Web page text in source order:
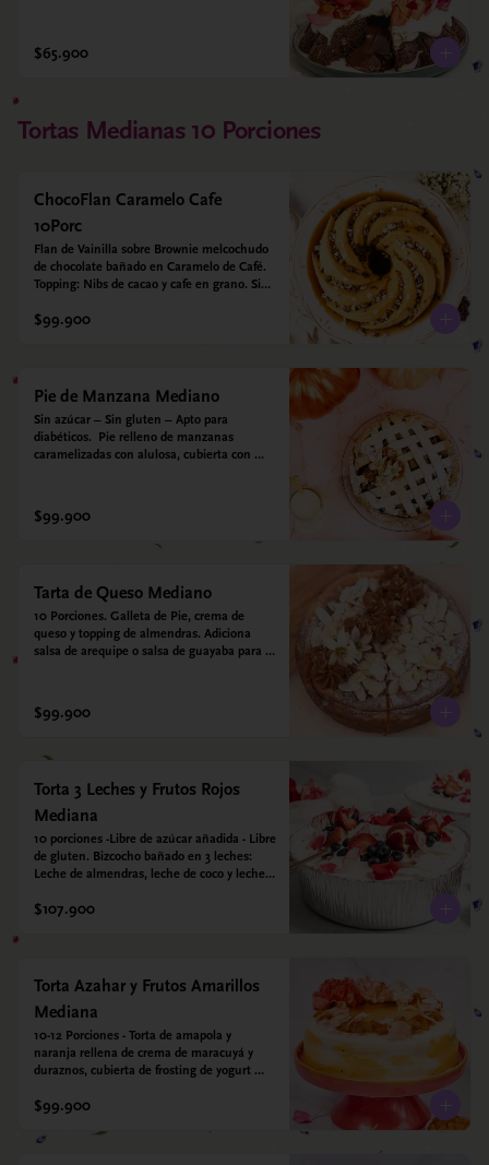
$65.900
Tortas Medianas 10 Porciones
ChocoFlan Caramelo Cafe
10Porc
Flan de Vainilla sobre Brownie melcochudo
de chocolate bañado en Caramelo de Café.
Topping: Nibs de cacao y cafe en grano. Sin
diabéticos
$99.900
Pie de Manzana Mediano
Sin azúcar – Sin gluten – Apto para
diabéticos.  Pie relleno de manzanas
caramelizadas con alulosa, cubierta con
de leche de coco y que envuelve todos los
sabores.
$99.900
Tarta de Queso Mediano
10 Porciones. Galleta de Pie, crema de
queso y topping de almendras. Adiciona
salsa de arequipe o salsa de guayaba para
$99.900
Torta 3 Leches y Frutos Rojos
Mediana
10 porciones -Libre de azúcar añadida - Libre
de gluten. Bizcocho bañado en 3 leches:
Leche de almendras, leche de coco y leche
de arroz, harina de quinoa, huevo, leche de
*contiene un derivado de proteína láctea
conocido como caseína. Topping: Fresas y
Arándanos.
$107.900
Torta Azahar y Frutos Amarillos
Mediana
10-12 Porciones - Torta de amapola y
naranja rellena de crema de maracuyá y
duraznos, cubierta de frosting de yogurt
leyenda para mamá. Sin azúcar - Sin gluten
$99.900